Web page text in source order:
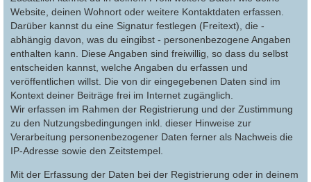
Website, deinen Wohnort oder weitere Kontaktdaten erfassen.
Darüber kannst du eine Signatur festlegen (Freitext), die -
abhängig davon, was du eingibst - personenbezogene Angaben
enthalten kann. Diese Angaben sind freiwillig, so dass du selbst
entscheiden kannst, welche Angaben du erfassen und
veröffentlichen willst. Die von dir eingegebenen Daten sind im
Kontext deiner Beiträge frei im Internet zugänglich.
Wir erfassen im Rahmen der Registrierung und der Zustimmung
zu den Nutzungsbedingungen inkl. dieser Hinweise zur
Verarbeitung personenbezogener Daten ferner als Nachweis die
IP-Adresse sowie den Zeitstempel.
Mit der Erfassung der Daten bei der Registrierung oder in deinem